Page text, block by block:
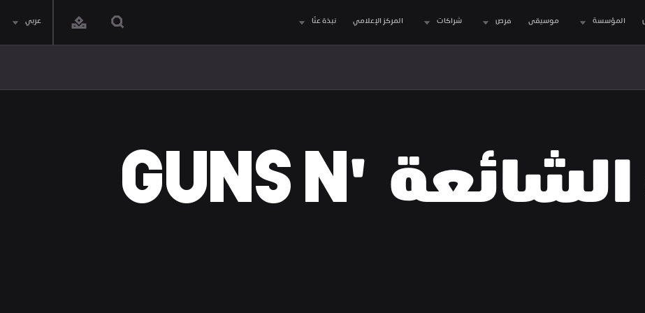
المؤسسة موسيقى فرص شراكات المركز الإعلامي نبذة عنّا عربي
الاسئلة الشائعة GUNS N'